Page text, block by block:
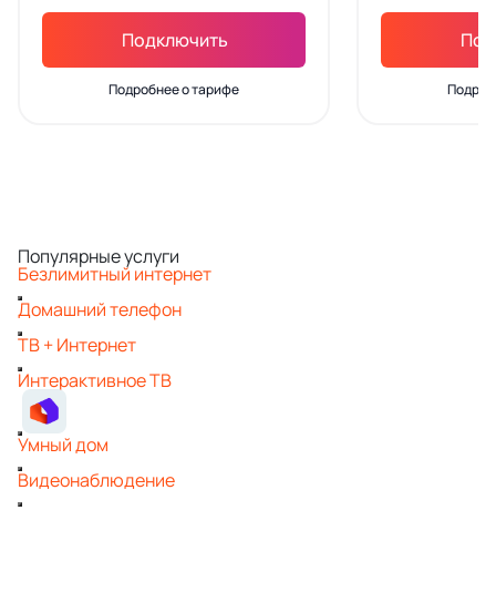
Подключить
Подробнее о тарифе
Популярные услуги
Безлимитный интернет
Домашний телефон
ТВ + Интернет
Интерактивное ТВ
Умный дом
Видеонаблюдение